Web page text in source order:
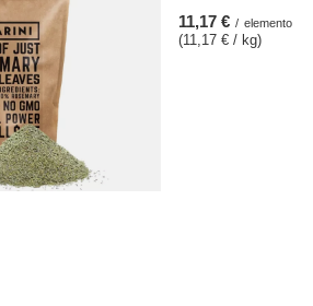
11,17 € / elemento
(11,17 € / kg)